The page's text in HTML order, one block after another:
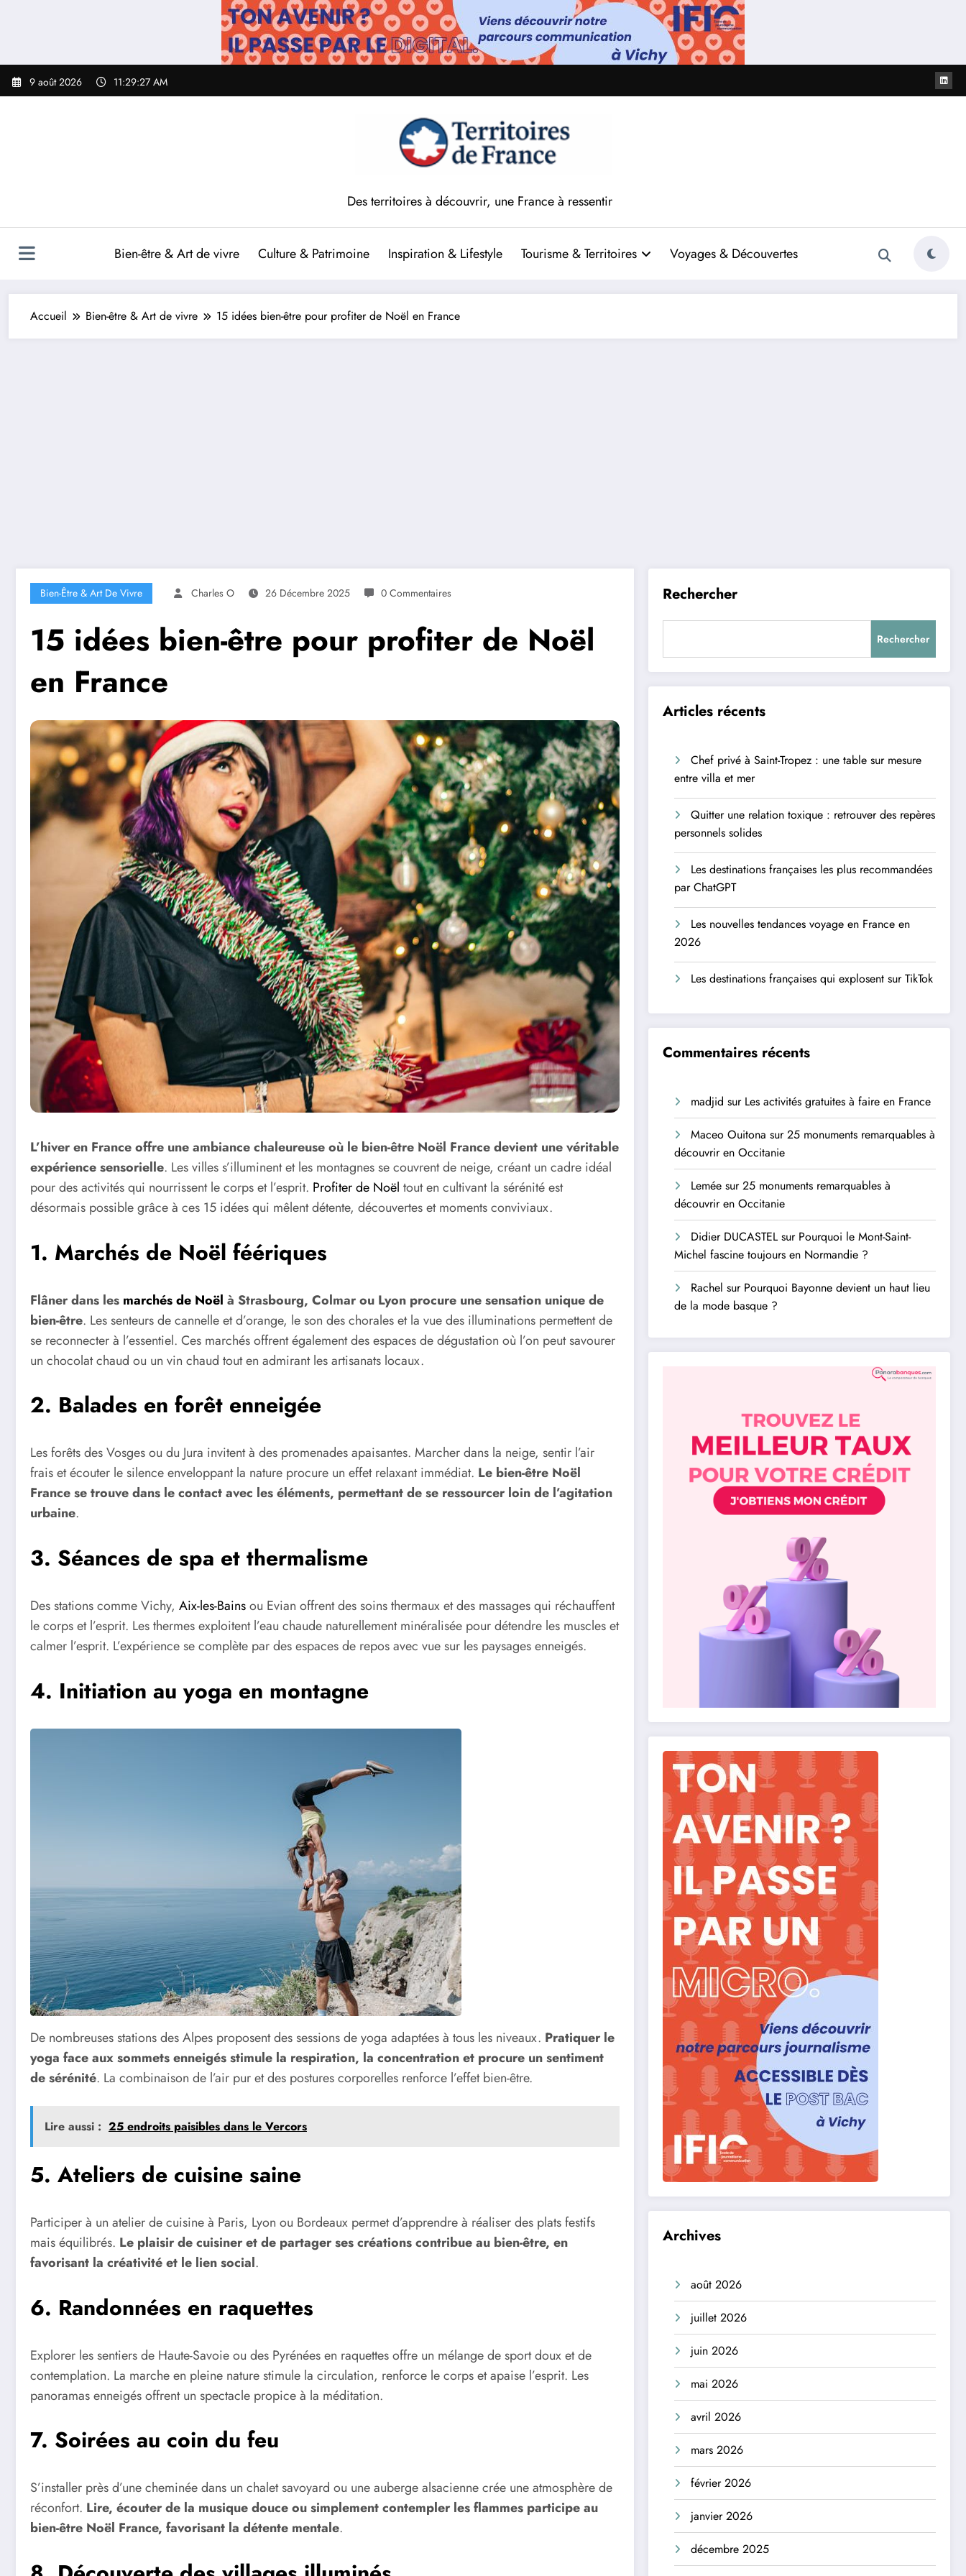
9 août 2026 11:29:28 AM
Des territoires à découvrir, une France à ressentir
Bien-être & Art de vivre Culture & Patrimoine Inspiration & Lifestyle Tourisme & Territoires Voyages & Découvertes
Accueil Bien-être & Art de vivre 15 idées bien-être pour profiter de Noël en France
Bien-Être & Art De Vivre Charles O 26 Décembre 2025 0 Commentaires
15 idées bien-être pour profiter de Noël
en France
L’hiver en France offre une ambiance chaleureuse où le bien-être Noël France devient une véritable
expérience sensorielle. Les villes s’illuminent et les montagnes se couvrent de neige, créant un cadre idéal
pour des activités qui nourrissent le corps et l’esprit. Profiter de Noël tout en cultivant la sérénité est
désormais possible grâce à ces 15 idées qui mêlent détente, découvertes et moments conviviaux.
1. Marchés de Noël féériques
Flâner dans les marchés de Noël à Strasbourg, Colmar ou Lyon procure une sensation unique de
bien-être. Les senteurs de cannelle et d’orange, le son des chorales et la vue des illuminations permettent de
se reconnecter à l’essentiel. Ces marchés offrent également des espaces de dégustation où l’on peut savourer
un chocolat chaud ou un vin chaud tout en admirant les artisanats locaux.
2. Balades en forêt enneigée
Les forêts des Vosges ou du Jura invitent à des promenades apaisantes. Marcher dans la neige, sentir l’air
frais et écouter le silence enveloppant la nature procure un effet relaxant immédiat. Le bien-être Noël
France se trouve dans le contact avec les éléments, permettant de se ressourcer loin de l’agitation
urbaine.
3. Séances de spa et thermalisme
Des stations comme Vichy, Aix-les-Bainsou Evian offrent des soins thermaux et des massages qui réchauffent
le corps et l’esprit. Les thermes exploitent l’eau chaude naturellement minéralisée pour détendre les muscles et
calmer l’esprit. L’expérience se complète par des espaces de repos avec vue sur les paysages enneigés.
4. Initiation au yoga en montagne
De nombreuses stations des Alpes proposent des sessions de yoga adaptées à tous les niveaux. Pratiquer le
yoga face aux sommets enneigés stimule la respiration, la concentration et procure un sentiment
de sérénité. La combinaison de l’air pur et des postures corporelles renforce l’effet bien-être.
Lire aussi : 25 endroits paisibles dans le Vercors
5. Ateliers de cuisine saine
Participer à un atelier de cuisine à Paris, Lyon ou Bordeaux permet d’apprendre à réaliser des plats festifs
mais équilibrés. Le plaisir de cuisiner et de partager ses créations contribue au bien-être, en
favorisant la créativité et le lien social.
6. Randonnées en raquettes
Explorer les sentiers de Haute-Savoie ou des Pyrénées en raquettes offre un mélange de sport doux et de
contemplation. La marche en pleine nature stimule la circulation, renforce le corps et apaise l’esprit. Les
panoramas enneigés offrent un spectacle propice à la méditation.
7. Soirées au coin du feu
S’installer près d’une cheminée dans un chalet savoyard ou une auberge alsacienne crée une atmosphère de
réconfort. Lire, écouter de la musique douce ou simplement contempler les flammes participe au
bien-être Noël France, favorisant la détente mentale.
Rechercher
Rechercher
Articles récents
Chef privé à Saint-Tropez : une table sur mesure
entre villa et mer
Quitter une relation toxique : retrouver des repères
personnels solides
Les destinations françaises les plus recommandées
par ChatGPT
Les nouvelles tendances voyage en France en
2026
Les destinations françaises qui explosent sur TikTok
Commentaires récents
madjid sur Les activités gratuites à faire en France
Maceo Ouitona sur25 monuments remarquables à
découvrir en Occitanie
Lemée sur25 monuments remarquables à
découvrir en Occitanie
Didier DUCASTEL sur Pourquoi le Mont-Saint-
Michel fascine toujours en Normandie ?
Rachel sur Pourquoi Bayonne devient un haut lieu
de la mode basque ?
Archives
août 2026
juillet 2026
juin 2026
mai 2026
avril 2026
mars 2026
février 2026
janvier 2026
décembre 2025